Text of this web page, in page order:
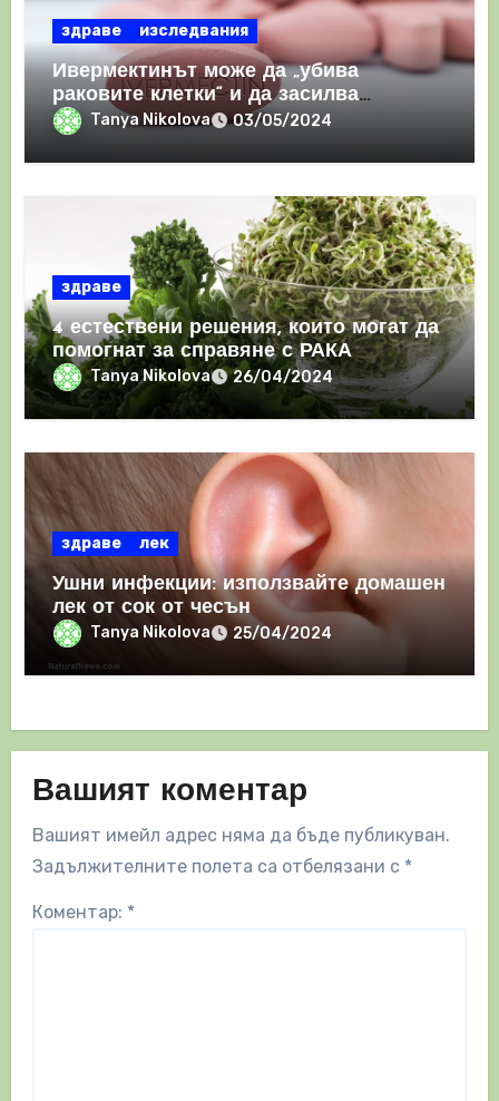
здраве изследвания
Ивермектинът може да „убива
раковите клетки“ и да засилва
имунния отговор
Tanya Nikolova 03/05/2024
здраве
4 естествени решения, които могат да
помогнат за справяне с РАКА
Tanya Nikolova 26/04/2024
здраве лек
Ушни инфекции: използвайте домашен
лек от сок от чесън
Tanya Nikolova 25/04/2024
Вашият коментар
Вашият имейл адрес няма да бъде публикуван.
Задължителните полета са отбелязани с *
Коментар: *